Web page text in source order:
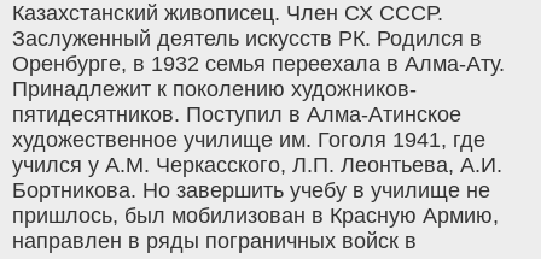
Казахстанский живописец. Член СХ СССР.
Заслуженный деятель искусств РК. Родился в
Оренбурге, в 1932 семья переехала в Алма-Ату.
Принадлежит к поколению художников-
пятидесятников. Поступил в Алма-Атинское
художественное училище им. Гоголя 1941, где
учился у А.М. Черкасского, Л.П. Леонтьева, А.И.
Бортникова. Но завершить учебу в училище не
пришлось, был мобилизован в Красную Армию,
направлен в ряды пограничных войск в